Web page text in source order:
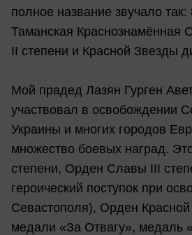
полное название звучало так:
Таманская Краснознамённая
II степени и Красной Звезды
Мой прадед Лазян Гурген
участвовал в освобождении
Украины и многих городов
множество боевых наград.
степени, Орден Славы III
героический поступок при
Севастополя), Орден
медали «За Отвагу», медаль